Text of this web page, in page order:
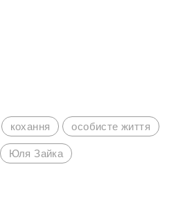
кохання особисте життя
Юля Зайка